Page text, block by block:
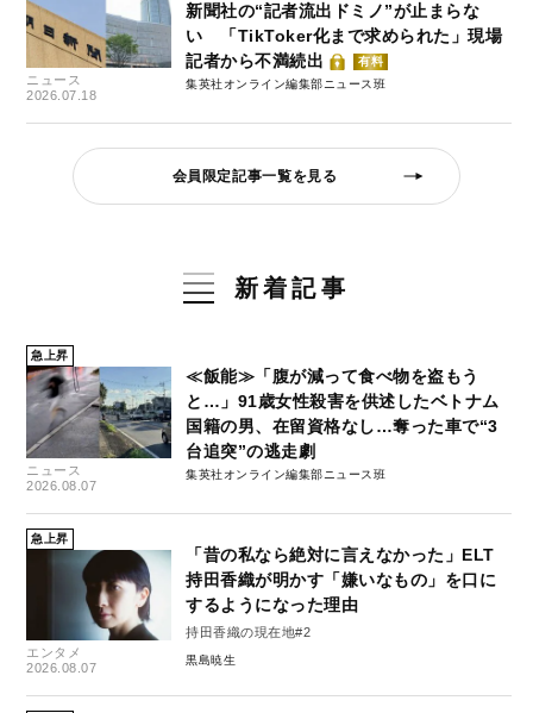
ニュース
2026.07.18
新聞社の“記者流出ドミノ”が止まらな
い 「TikToker化まで求められた」現場
記者から不満続出
有料
集英社オンライン編集部ニュース班
会員限定記事一覧を見る
新着記事
急上昇
ニュース
2026.08.07
≪飯能≫「腹が減って食べ物を盗もう
と…」91歳女性殺害を供述したベトナム
国籍の男、在留資格なし…奪った車で“3
台追突”の逃走劇
集英社オンライン編集部ニュース班
急上昇
エンタメ
2026.08.07
「昔の私なら絶対に言えなかった」ELT
持田香織が明かす「嫌いなもの」を口に
するようになった理由
持田香織の現在地#2
黒島暁生